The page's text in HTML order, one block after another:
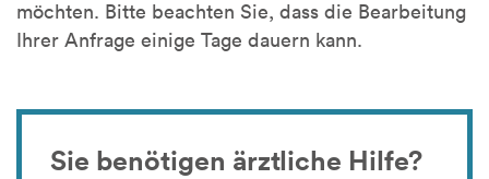
möchten. Bitte beachten Sie, dass die Bearbeitung
Ihrer Anfrage einige Tage dauern kann.
Sie benötigen ärztliche Hilfe?